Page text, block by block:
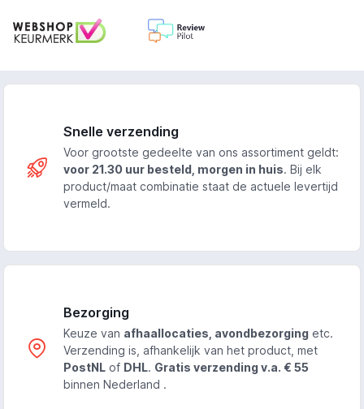
Snelle verzending
Voor grootste gedeelte van ons assortiment geldt:
voor 21.30 uur besteld, morgen in huis. Bij elk
product/maat combinatie staat de actuele levertijd
vermeld.
Bezorging
Keuze van afhaallocaties, avondbezorging etc.
Verzending is, afhankelijk van het product, met
PostNL of DHL. Gratis verzending v.a. € 55
binnen Nederland .